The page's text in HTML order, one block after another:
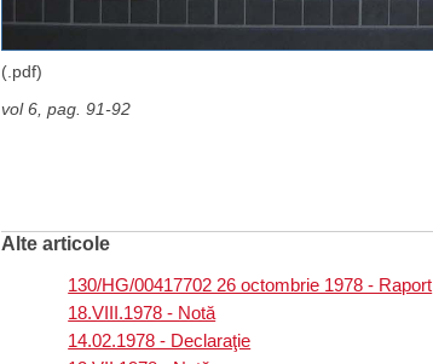
(.pdf)
vol 6, pag. 91-92
Alte articole
130/HG/00417702 26 octombrie 1978 - Raport
18.VIII.1978 - Notă
14.02.1978 - Declaraţie